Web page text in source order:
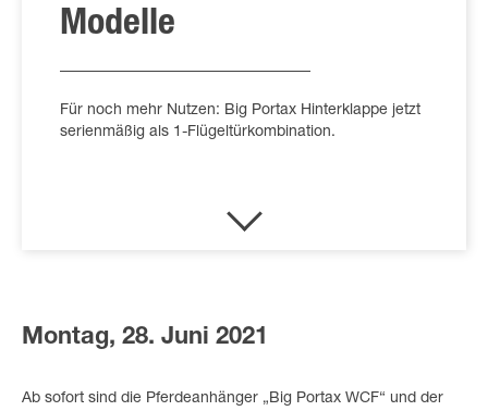
Modelle
Für noch mehr Nutzen: Big Portax Hinterklappe jetzt
serienmäßig als 1-Flügeltürkombination.
Montag, 28. Juni 2021
Ab sofort sind die Pferdeanhänger „Big Portax WCF“ und der